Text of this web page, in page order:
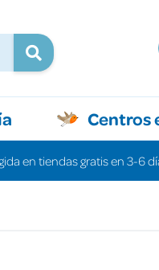
Centros
en tiendas gratis en 3-6